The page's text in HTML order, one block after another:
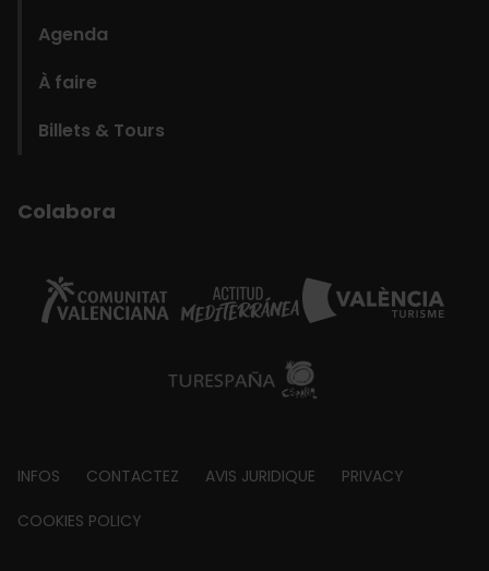
Agenda
À faire
Billets & Tours
Colabora
Footer
about
INFOS CONTACTEZ AVIS JURIDIQUE PRIVACY
COOKIES POLICY